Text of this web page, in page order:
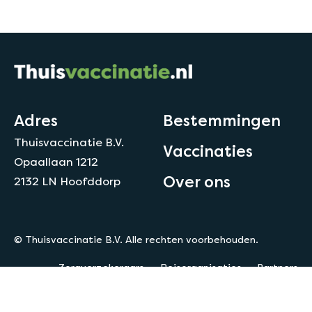
Adres
Thuisvaccinatie B.V.
Opaallaan 1212
2132 LN Hoofddorp
Bestemmingen
Vaccinaties
Over ons
© Thuisvaccinatie B.V. Alle rechten voorbehouden.
Zorgverzekeraars Reisorganisaties
Partners